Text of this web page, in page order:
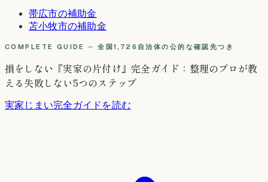
帯広市の補助金
苫小牧市の補助金
COMPLETE GUIDE ─ 全国1,726自治体の公的な確認先つき
損をしない『実家の片付け』完全ガイド：整理のプロが教
える失敗しない5つのステップ
実家じまい完全ガイドを読む